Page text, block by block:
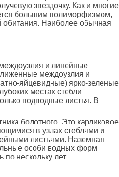
звездочку. Как и многие
большим полиморфизмом,
обитания. Наиболее обычная
и линейные
междоузлия и
яйцевидные) ярко-зеленые
местах стебли
подводные листья. В
болотного. Это карликовое
в узлах стеблями и
листьями. Наземная
особи водных форм
по нескольку лет.